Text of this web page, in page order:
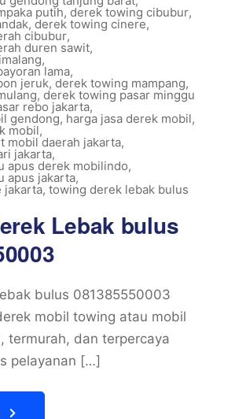
putih, derek towing cibubur,
, derek towing cinere,
cibubur,
duren sawit,
,
lama,
jeruk, derek towing mampang,
, derek towing pasar minggu
rebo jakarta,
gendong, harga jasa derek mobil,
mobil,
mobil daerah jakarta,
jakarta,
apus derek mobilindo,
apus jakarta,
jakarta, towing derek lebak bulus
Lebak bulus
bulus 081385550003
mobil towing atau mobil
termurah, dan terpercaya
pelayanan […]